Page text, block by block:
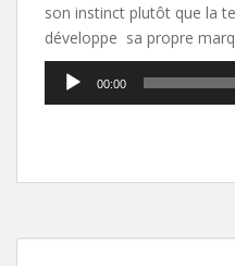
son instinct plutôt que la
développe sa propre
Lecteur
audio
00:00